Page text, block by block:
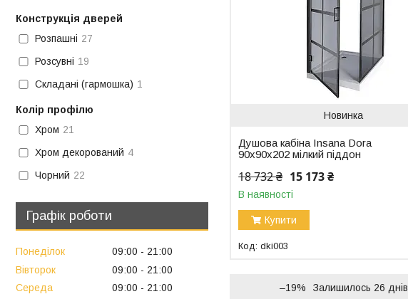
Новинка
Душова кабіна Insana Dora
90x90x202 мілкий піддон
18 732 ₴ 15 173 ₴
В наявності
Купити
dki003
–19% Залишилось 26 днів
Конструкція дверей
Розпашні 27
Розсувні 19
Складані (гармошка) 1
Колір профілю
Хром 21
Хром декорований 4
Чорний 22
Графік роботи
Понеділок 09:00
21:00
Вівторок
09:00
21:00
Середа
09:00
21:00